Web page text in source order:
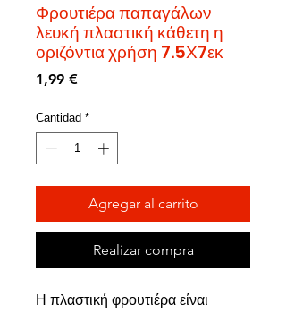
Φρουτιέρα παπαγάλων
λευκή πλαστική κάθετη η
οριζόντια χρήση 7.5Χ7εκ
1,99 €Precio
Cantidad *
Agregar al carrito
Realizar compra
Η πλαστική φρουτιέρα είναι